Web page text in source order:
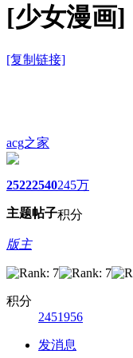
[少女漫画]
[复制链接]
acg之家
2522
主题
2540
帖子
245万
积分
版主
积分
2451956
发消息